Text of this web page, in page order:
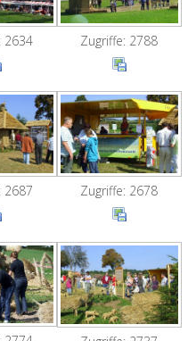
2634 Zugriffe: 2788
2687 Zugriffe: 2678